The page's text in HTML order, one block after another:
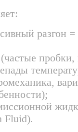
разгон
пробки,
Fluid).